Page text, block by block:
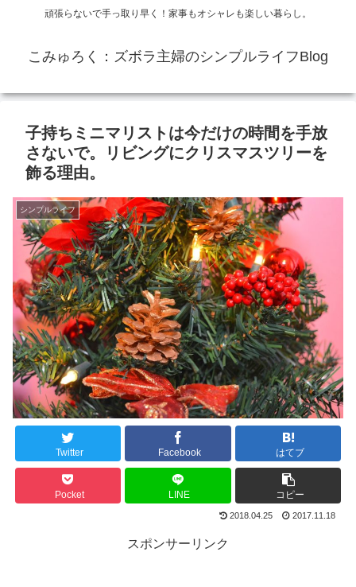
頑張らないで手っ取り早く！家事もオシャレも楽しい暮らし。
こみゅろく：ズボラ主婦のシンプルライフBlog
子持ちミニマリストは今だけの時間を手放
さないで。リビングにクリスマスツリーを
飾る理由。
シンプルライフ
Twitter Facebook はてブ
Pocket LINE コピー
2018.04.25 2017.11.18
スポンサーリンク